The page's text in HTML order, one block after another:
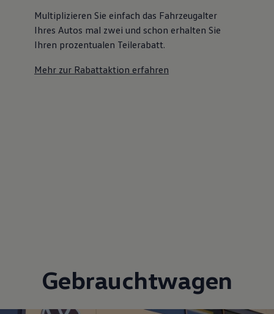
Multiplizieren Sie einfach das Fahrzeugalter
Ihres Autos mal zwei und schon erhalten Sie
Ihren prozentualen Teilerabatt.
Mehr zur Rabattaktion erfahren
Gebrauchtwagen